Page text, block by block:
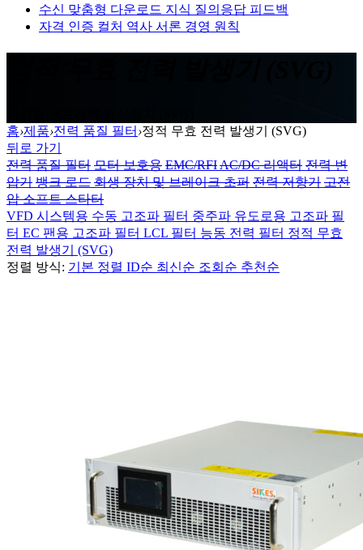
수신 맞춤형 다운로드 지식 질의응답 피드백
자격 인증 컬처 역사 서론 경영 원칙
홈›제품›전력 품질 필터 ›정적 무효 전력 발생기 (SVG)
뒤로 가기
전력 품질 필터 모터 보호용 EMC/RFIAC/DC 리액터 전력 변
압기 뱅크 로드 회생 장치 및 브레이크 초퍼 전력 저항기 고전
압 소프트 스타터
VFD 시스템용 수동 고조파 필터 중주파 유도로용 고조파 필
터 EC 팬용 고조파 필터 LCL 필터 능동 전력 필터 정적 무효
전력 발생기 (SVG)
정렬 방식: 기본 정렬 ID순 최신순 조회순 추천순